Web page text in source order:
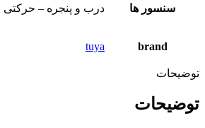
سنسور ها درب و پنجره – حرکتی
brand
tuya
توضیحات
توضیحات